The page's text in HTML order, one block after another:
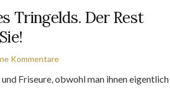
Tringelds. Der Rest
Kommentare
Friseure, obwohl man ihnen